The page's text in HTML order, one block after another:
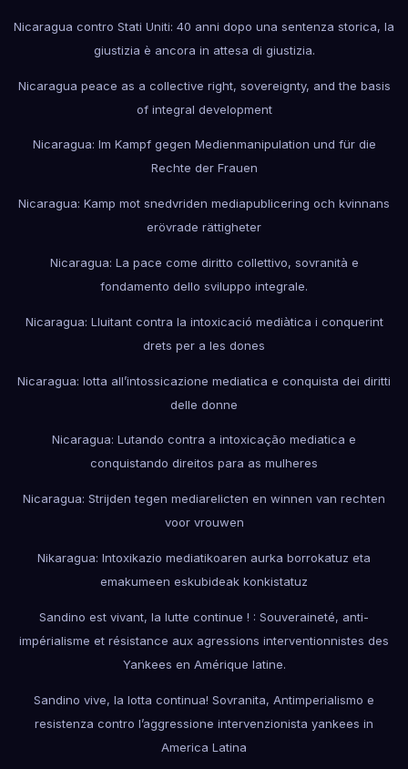
Nicaragua contro Stati Uniti: 40 anni dopo una sentenza storica, la
giustizia è ancora in attesa di giustizia.
Nicaragua peace as a collective right, sovereignty, and the basis
of integral development
Nicaragua: Im Kampf gegen Medienmanipulation und für die
Rechte der Frauen
Nicaragua: Kamp mot snedvriden mediapublicering och kvinnans
erövrade rättigheter
Nicaragua: La pace come diritto collettivo, sovranità e
fondamento dello sviluppo integrale.
Nicaragua: Lluitant contra la intoxicació mediàtica i conquerint
drets per a les dones
Nicaragua: lotta all’intossicazione mediatica e conquista dei diritti
delle donne
Nicaragua: Lutando contra a intoxicação mediatica e
conquistando direitos para as mulheres
Nicaragua: Strijden tegen mediarelicten en winnen van rechten
voor vrouwen
Nikaragua: Intoxikazio mediatikoaren aurka borrokatuz eta
emakumeen eskubideak konkistatuz
Sandino est vivant, la lutte continue ! : Souveraineté, anti-
impérialisme et résistance aux agressions interventionnistes des
Yankees en Amérique latine.
Sandino vive, la lotta continua! Sovranita, Antimperialismo e
resistenza contro l’aggressione intervenzionista yankees in
America Latina